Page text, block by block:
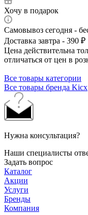
Хочу в подарок
Самовывоз сегодня -
Доставка завтра - 390 ₽
Цена действительна
отличаться от цен в
Все товары категории
Все товары бренда Kicx
Нужна консультация?
Наши специалисты
Задать вопрос
Каталог
Акции
Услуги
Бренды
Компания